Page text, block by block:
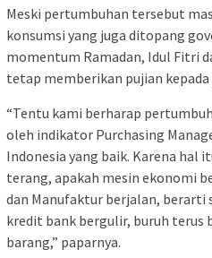
Meski pertumbuhan tersebut
konsumsi yang juga ditopang
momentum Ramadan, Idul Fitri
tetap memberikan pujian
“Tentu kami berharap
oleh indikator Purchasing
Indonesia yang baik. Karena hal
terang, apakah mesin ekonomi
dan Manufaktur berjalan, berarti
kredit bank bergulir, buruh terus
barang,” paparnya.